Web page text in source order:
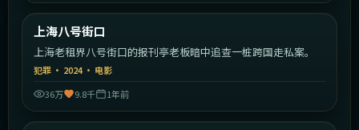
热门
上海八号街口
上海老租界八号街口的报刊亭老板暗中追查一桩跨国走私案。
犯罪 · 2024· 电影
36万
9.8千 1年前